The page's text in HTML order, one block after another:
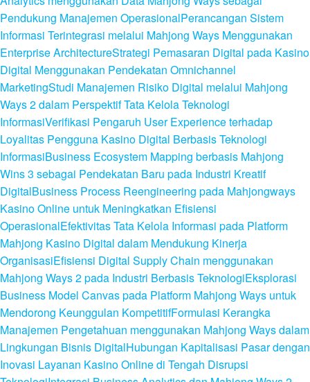
Pendukung Manajemen OperasionalPerancangan Sistem
Informasi Terintegrasi melalui Mahjong Ways Menggunakan
Enterprise ArchitectureStrategi Pemasaran Digital pada Kasino
Digital Menggunakan Pendekatan Omnichannel
MarketingStudi Manajemen Risiko Digital melalui Mahjong
Ways 2 dalam Perspektif Tata Kelola Teknologi
InformasiVerifikasi Pengaruh User Experience terhadap
Loyalitas Pengguna Kasino Digital Berbasis Teknologi
InformasiBusiness Ecosystem Mapping berbasis Mahjong
Wins 3 sebagai Pendekatan Baru pada Industri Kreatif
DigitalBusiness Process Reengineering pada Mahjongways
Kasino Online untuk Meningkatkan Efisiensi
OperasionalEfektivitas Tata Kelola Informasi pada Platform
Mahjong Kasino Digital dalam Mendukung Kinerja
OrganisasiEfisiensi Digital Supply Chain menggunakan
Mahjong Ways 2 pada Industri Berbasis TeknologiEksplorasi
Business Model Canvas pada Platform Mahjong Ways untuk
Mendorong Keunggulan KompetitifFormulasi Kerangka
Manajemen Pengetahuan menggunakan Mahjong Ways dalam
Lingkungan Bisnis DigitalHubungan Kapitalisasi Pasar dengan
Inovasi Layanan Kasino Online di Tengah Disrupsi